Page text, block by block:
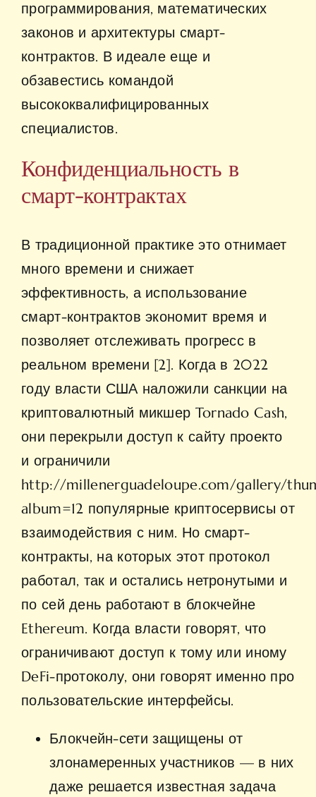
программирования, математических
законов и архитектуры смарт-
контрактов. В идеале еще и
обзавестись командой
высококвалифицированных
специалистов.
Конфиденциальность в
смарт-контрактах
В традиционной практике это отнимает
много времени и снижает
эффективность, а использование
смарт-контрактов экономит время и
позволяет отслеживать прогресс в
реальном времени [2]. Когда в 2022
году власти США наложили санкции на
криптовалютный микшер Tornado Cash,
они перекрыли доступ к сайту проекто
и ограничили
http://millenerguadeloupe.com/gallery/
album=12 популярные криптосервисы от
взаимодействия с ним. Но смарт-
контракты, на которых этот протокол
работал, так и остались нетронутыми и
по сей день работают в блокчейне
Ethereum. Когда власти говорят, что
ограничивают доступ к тому или иному
DeFi-протоколу, они говорят именно про
пользовательские интерфейсы.
Блокчейн-сети защищены от
злонамеренных участников — в них
даже решается известная задача